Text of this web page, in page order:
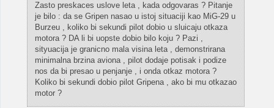
Zasto preskaces uslove leta , kada odgovaras ? Pitanje
je bilo : da se Gripen nasao u istoj situaciji kao MiG-29 u
Burzeu , koliko bi sekundi pilot dobio u sluicaju otkaza
motora ? DA li bi uopste dobio bilo koju ? Pazi ,
sityuacija je granicno mala visina leta , demonstrirana
minimalna brzina aviona , pilot dodaje potisak i podize
nos da bi presao u penjanje , i onda otkaz motora ?
Koliko bi sekundi dobio pilot Gripena , ako bi mu otkazao
motor ?